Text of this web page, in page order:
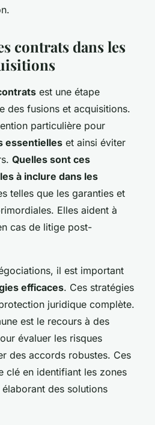
contrats dans les
est une étape
des fusions et acquisitions.
particulière pour
essentielles et ainsi éviter
Quelles sont ces
à inclure dans les
telles que les garanties et
Elles aident à
cas de litige post-
il est important
efficaces. Ces stratégies
juridique complète.
est le recours à des
évaluer les risques
des accords robustes. Ces
clé en identifiant les zones
des solutions